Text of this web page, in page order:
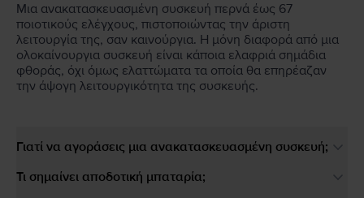
Μια ανακατασκευασμένη συσκευή περνά έως 67
ποιοτικούς ελέγχους, πιστοποιώντας την άριστη
λειτουργία της, σαν καινούργια. Η μόνη διαφορά από μια
ολοκαίνουργια συσκευή είναι κάποια ελαφριά σημάδια
φθοράς, όχι όμως ελαττώματα τα οποία θα επηρέαζαν
την άψογη λειτουργικότητα της συσκευής.
Γιατί να αγοράσεις μια ανακατασκευασμένη συσκευή;
Τι σημαίνει αποδοτική μπαταρία;